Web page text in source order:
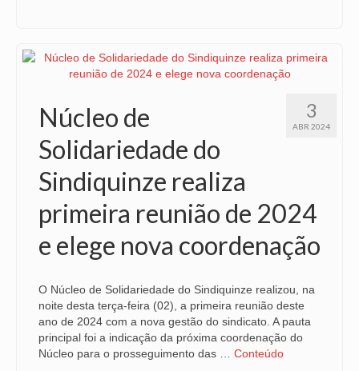
3
ABR 2024
Núcleo de
Solidariedade do
Sindiquinze realiza
primeira reunião de 2024
e elege nova coordenação
O Núcleo de Solidariedade do Sindiquinze realizou, na
noite desta terça-feira (02), a primeira reunião deste
ano de 2024 com a nova gestão do sindicato. A pauta
principal foi a indicação da próxima coordenação do
Núcleo para o prosseguimento das … Conteúdo